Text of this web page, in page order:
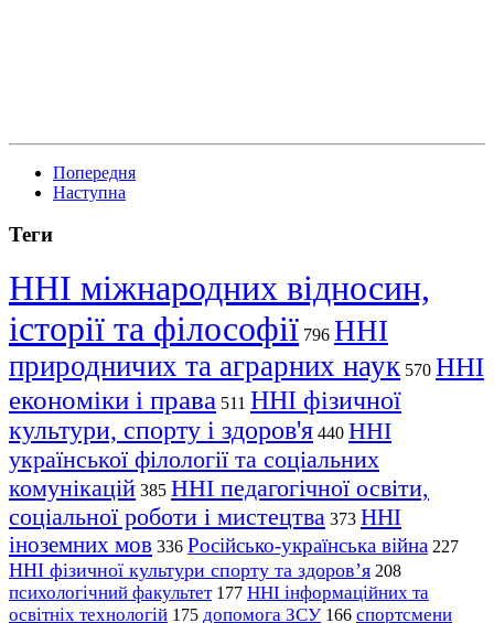
Попередня
Наступна
Теги
ННІ міжнародних відносин,
історії та філософії 796 ННІ
природничих та аграрних наук 570 ННІ
економіки і права 511 ННІ фізичної
культури, спорту і здоров'я 440 ННІ
української філології та соціальних
комунікацій 385 ННІ педагогічної освіти,
соціальної роботи і мистецтва 373 ННІ
іноземних мов 336 Російсько-українська війна 227
ННІ фізичної культури спорту та здоров’я 208
психологічний факультет 177 ННІ інформаційних та
освітніх технологій 175 допомога ЗСУ 166 спортсмени